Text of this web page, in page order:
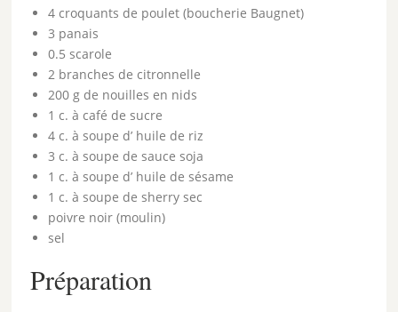
4 croquants de poulet (boucherie Baugnet)
3 panais
0.5 scarole
2 branches de citronnelle
200 g de nouilles en nids
1 c. à café de sucre
4 c. à soupe d’ huile de riz
3 c. à soupe de sauce soja
1 c. à soupe d’ huile de sésame
1 c. à soupe de sherry sec
poivre noir (moulin)
sel
Préparation